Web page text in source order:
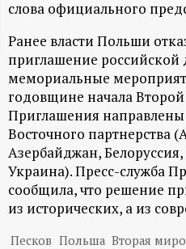
а
ц
и
о
н
н
слова официального
Ранее власти Польши
приглашение российской
мемориальные
годовщине начала
Приглашения
Восточного партнерства
Азербайджан,
Украина). Пресс-служба
сообщила, что решение
из исторических, а из
Песков Польша Вторая